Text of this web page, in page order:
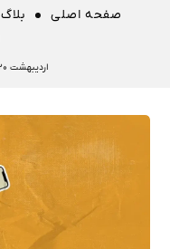
صفحه اصلی بلاگ
اردیبهشت ۲۰, ۱۴۰۴